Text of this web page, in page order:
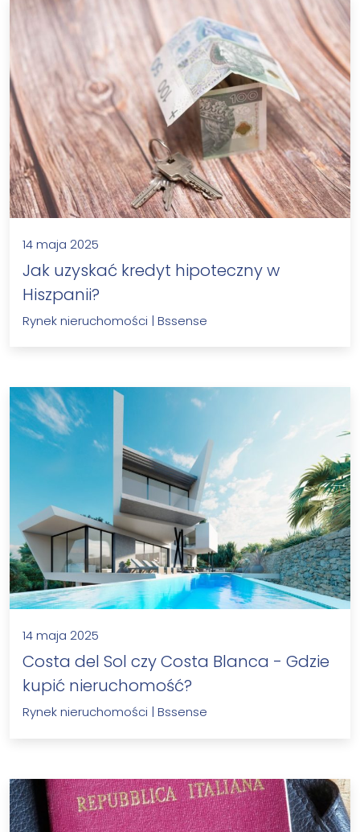
14 maja 2025
Jak uzyskać kredyt hipoteczny w
Hiszpanii?
Rynek nieruchomości | Bssense
14 maja 2025
Costa del Sol czy Costa Blanca - Gdzie
kupić nieruchomość?
Rynek nieruchomości | Bssense